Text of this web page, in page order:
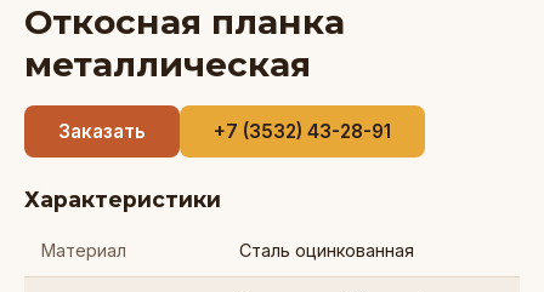
Откосная планка
металлическая
Заказать +7 (3532) 43-28-91
Характеристики
Материал Сталь оцинкованная